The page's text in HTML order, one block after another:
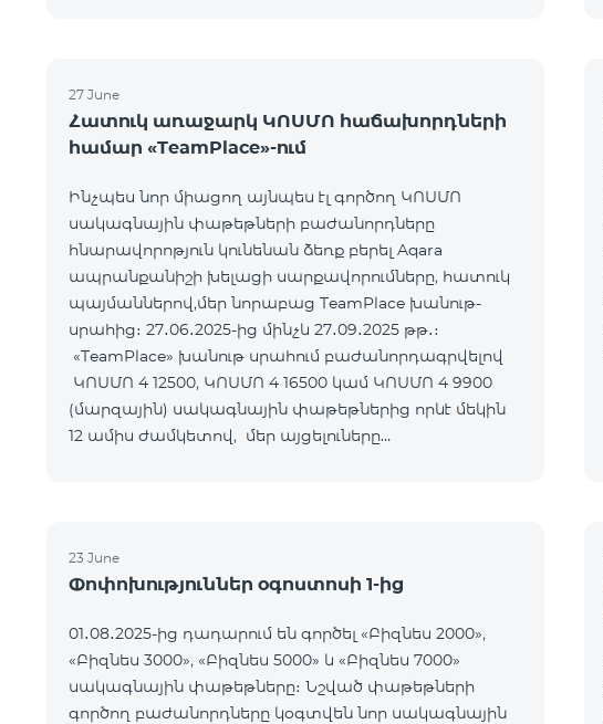
27 June
Հատուկ առաջարկ ԿՈՍՄՈ հաճախորդների
համար «TeamPlace»-ում
Ինչպես նոր միացող այնպես էլ գործող ԿՈՍՄՈ
սակագնային փաթեթների բաժանորդները
հնարավորոթյուն կունենան ձեռք բերել Aqara
ապրանքանիշի խելացի սարքավորումները, հատուկ
պայմաններով,մեր նորաբաց TeamPlace խանութ-
սրահից։ 27․06․2025-ից մինչև 27․09․2025 թթ․։
«TeamPlace» խանութ սրահում բաժանորդագրվելով
ԿՈՍՄՈ 4 12500, ԿՈՍՄՈ 4 16500 կամ ԿՈՍՄՈ 4 9900
(մարզային) սակագնային փաթեթներից որևէ մեկին
12 ամիս ժամկետով, մեր այցելուները
23 June
Փոփոխություններ օգոստոսի 1-ից
01․08․2025-ից դադարում են գործել «Բիզնես 2000»,
«Բիզնես 3000», «Բիզնես 5000» և «Բիզնես 7000»
սակագնային փաթեթները։ Նշված փաթեթների
գործող բաժանորդները կօգտվեն նոր սակագնային